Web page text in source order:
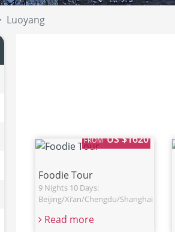
Luoyang
FROM US $1620
Foodie Tour
9 Nights 10 Days:
Beijing/Xi’an/Chengdu/Shanghai
Read more